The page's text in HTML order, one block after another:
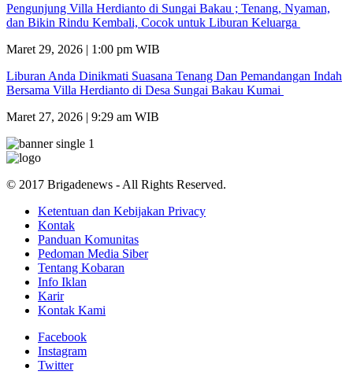
Pengunjung Villa Herdianto di Sungai Bakau ; Tenang, Nyaman,
dan Bikin Rindu Kembali, Cocok untuk Liburan Keluarga
Maret 29, 2026 | 1:00 pm WIB
Liburan Anda Dinikmati Suasana Tenang Dan Pemandangan Indah
Bersama Villa Herdianto di Desa Sungai Bakau Kumai
Maret 27, 2026 | 9:29 am WIB
© 2017 Brigadenews - All Rights Reserved.
Ketentuan dan Kebijakan Privacy
Kontak
Panduan Komunitas
Pedoman Media Siber
Tentang Kobaran
Info Iklan
Karir
Kontak Kami
Facebook
Instagram
Twitter